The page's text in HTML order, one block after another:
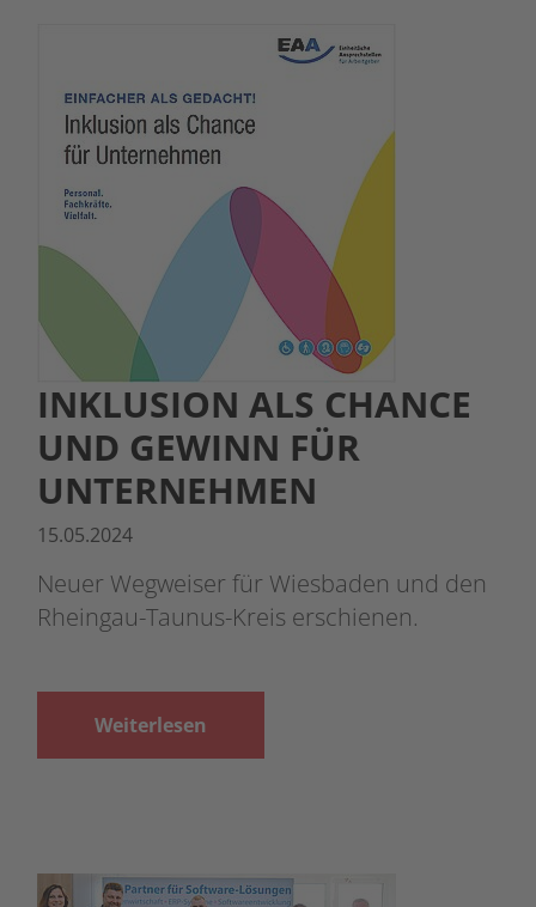
INKLUSION ALS CHANCE
UND GEWINN FÜR
UNTERNEHMEN
15.05.2024
Neuer Wegweiser für Wiesbaden und den
Rheingau-Taunus-Kreis erschienen.
Weiterlesen